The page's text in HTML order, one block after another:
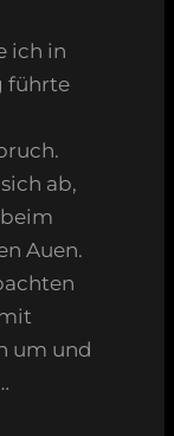
ich in
führte
ab,
Auen.
um und